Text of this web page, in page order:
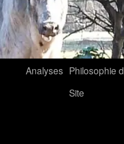
Analyses Philosophie
Site